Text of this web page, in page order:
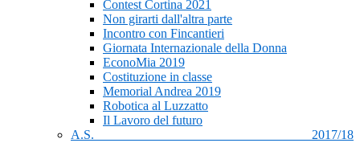
Contest Cortina 2021
Non girarti dall'altra parte
Incontro con Fincantieri
Giornata Internazionale della Donna
EconoMia 2019
Costituzione in classe
Memorial Andrea 2019
Robotica al Luzzatto
Il Lavoro del futuro
A.S. 2017/18